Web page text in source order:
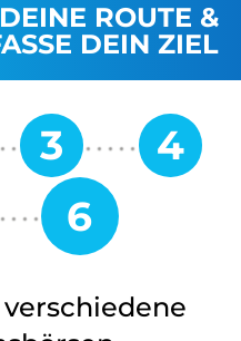
ROUTE &
DEIN ZIEL